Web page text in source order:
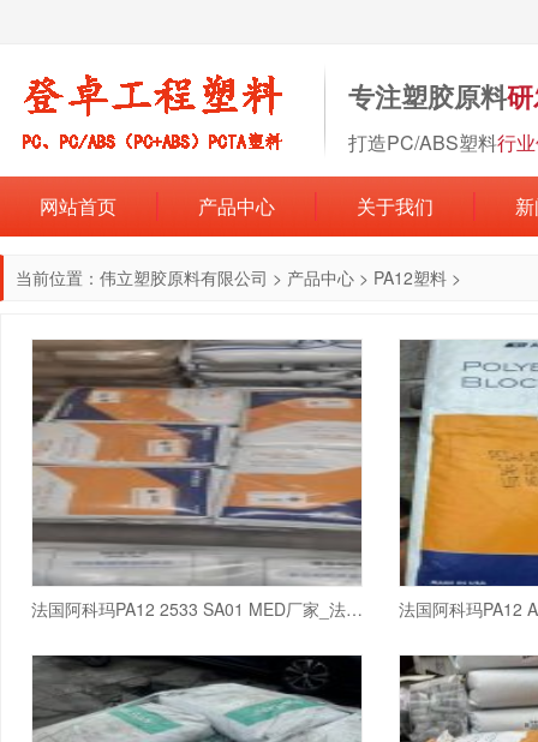
专注塑胶原料
打造PC/ABS塑料行
网站首页 产品中心 关于我们
当前位置： 伟立塑胶原料有限公司 > 产品中心 > PA12塑料 >
法国阿科玛PA12 2533 SA01 MED厂家_法国阿科玛